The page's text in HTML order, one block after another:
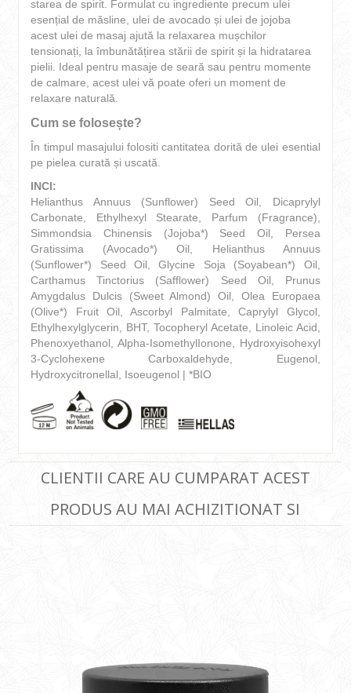
starea de spirit. Formulat cu ingrediente precum ulei
esențial de măsline, ulei de avocado și ulei de jojoba
acest ulei de masaj ajută la relaxarea mușchilor
tensionați, la îmbunătățirea stării de spirit și la hidratarea
pielii. Ideal pentru masaje de seară sau pentru momente
de calmare, acest ulei vă poate oferi un moment de
relaxare naturală.
Cum se folosește?
În timpul masajului folositi cantitatea dorită de ulei esential
pe pielea curată și uscată.
INCI:
Helianthus Annuus (Sunflower) Seed Oil, Dicaprylyl
Carbonate, Ethylhexyl Stearate, Parfum (Fragrance),
Simmondsia Chinensis (Jojoba*) Seed Oil, Persea
Gratissima (Avocado*) Oil, Helianthus Annuus
(Sunflower*) Seed Oil, Glycine Soja (Soyabean*) Oil,
Carthamus Tinctorius (Safflower) Seed Oil, Prunus
Amygdalus Dulcis (Sweet Almond) Oil, Olea Europaea
(Olive*) Fruit Oil, Ascorbyl Palmitate, Caprylyl Glycol,
Ethylhexylglycerin, BHT, Tocopheryl Acetate, Linoleic Acid,
Phenoxyethanol, Alpha-IsomethylIonone, Hydroxyisohexyl
3-Cyclohexene Carboxaldehyde, Eugenol,
Hydroxycitronellal, Isoeugenol | *BIO
CLIENTII CARE AU CUMPARAT ACEST
PRODUS AU MAI ACHIZITIONAT SI